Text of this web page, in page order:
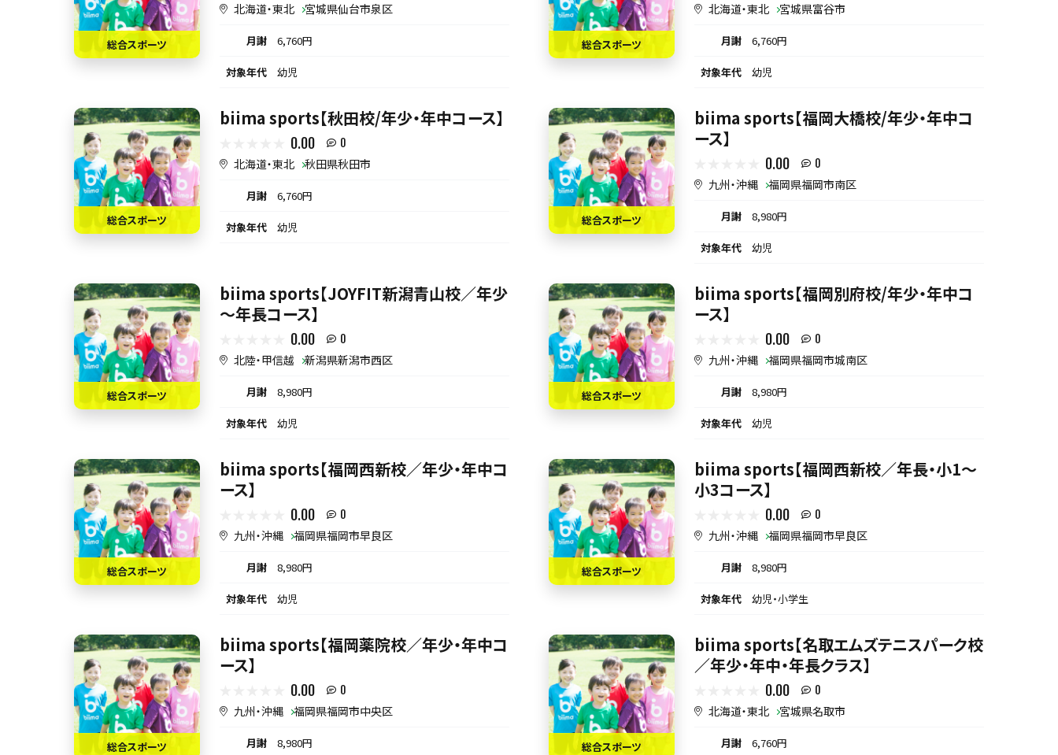
総合スポーツ
北海道・東北 宮城県仙台市泉区
月謝 6,760円
対象年代 幼児
総合スポーツ
北海道・東北 宮城県富谷市
月謝 6,760円
対象年代 幼児
総合スポーツ
biima sports【秋田校/年少・年中コース】
0.00 0
北海道・東北 秋田県秋田市
月謝 6,760円
対象年代 幼児 総合スポーツ
biima sports【福岡大橋校/年少・年中コ
ース】
0.00 0
九州・沖縄 福岡県福岡市南区
月謝 8,980円
対象年代 幼児
総合スポーツ
biima sports【JOYFIT新潟青山校／年少
～年長コース】
0.00 0
北陸・甲信越 新潟県新潟市西区
月謝 8,980円
対象年代 幼児
総合スポーツ
biima sports【福岡別府校/年少・年中コ
ース】
0.00 0
九州・沖縄 福岡県福岡市城南区
月謝 8,980円
対象年代 幼児
総合スポーツ
biima sports【福岡西新校／年少・年中コ
ース】
0.00 0
九州・沖縄 福岡県福岡市早良区
月謝 8,980円
対象年代 幼児
総合スポーツ
biima sports【福岡西新校／年長・小1〜
小3コース】
0.00 0
九州・沖縄 福岡県福岡市早良区
月謝 8,980円
対象年代 幼児・小学生
総合スポーツ
biima sports【福岡薬院校／年少・年中コ
ース】
0.00 0
九州・沖縄 福岡県福岡市中央区
月謝 8,980円 総合スポーツ
biima sports【名取エムズテニスパーク校
／年少・年中・年長クラス】
0.00 0
北海道・東北 宮城県名取市
月謝 6,760円